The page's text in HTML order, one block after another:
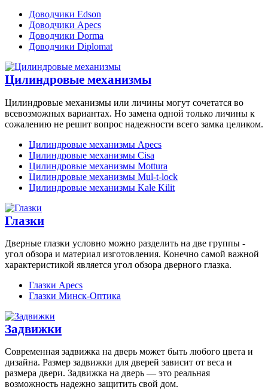
Доводчики Edson
Доводчики Apecs
Доводчики Dorma
Доводчики Diplomat
Цилиндровые механизмы
Цилиндровые механизмы или личины могут сочетатся во
всевозможных вариантах. Но замена одной только личины к
сожалению не решит вопрос надежности всего замка целиком.
Цилиндровые механизмы Apecs
Цилиндровые механизмы Cisa
Цилиндровые механизмы Mottura
Цилиндровые механизмы Mul-t-lock
Цилиндровые механизмы Kale Kilit
Глазки
Дверные глазки условно можно разделить на две группы -
угол обзора и материал изготовления. Конечно самой важной
характеристикой является угол обзора дверного глазка.
Глазки Apecs
Глазки Минск-Оптика
Задвижки
Современная задвижка на дверь может быть любого цвета и
дизайна. Размер задвижки для дверей зависит от веса и
размера двери. Задвижка на дверь — это реальная
возможность надежно защитить свой дом.